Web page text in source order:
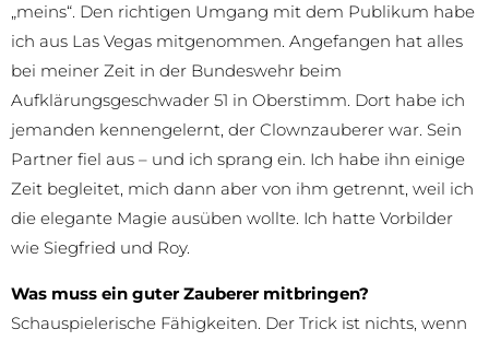
„meins“. Den richtigen Umgang mit dem Publikum habe
ich aus Las Vegas mitgenommen. Angefangen hat alles
bei meiner Zeit in der Bundeswehr beim
Aufklärungsgeschwader 51 in Oberstimm. Dort habe ich
jemanden kennengelernt, der Clownzauberer war. Sein
Partner fiel aus – und ich sprang ein. Ich habe ihn einige
Zeit begleitet, mich dann aber von ihm getrennt, weil ich
die elegante Magie ausüben wollte. Ich hatte Vorbilder
wie Siegfried und Roy.
Was muss ein guter Zauberer mitbringen?
Schauspielerische Fähigkeiten. Der Trick ist nichts, wenn